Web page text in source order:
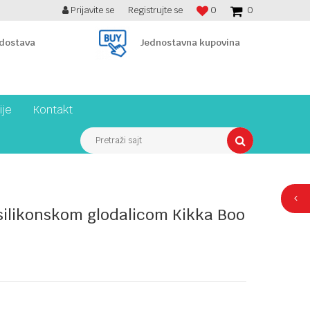
BESPLATNA ISPORUKA PREKO 7900 din! 0
0
Prijavite se Registrujte se
Jednostavna kupovina
Kontakt
Pretraži sajt
glodalicom Kikka Boo